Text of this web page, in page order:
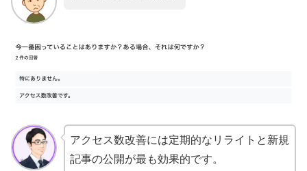
アクセス数改善には定期的なリライトと新規
記事の公開が最も効果的です。